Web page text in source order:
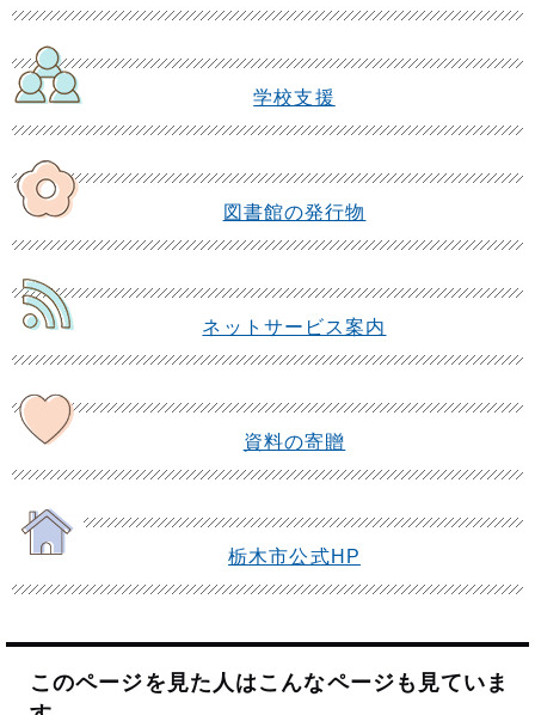
学校支援
図書館の発行物
ネットサービス案内
資料の寄贈
栃木市公式HP
このページを見た人はこんなページも見ていま